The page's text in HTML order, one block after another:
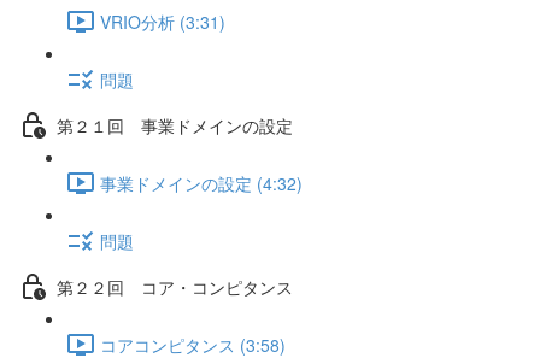
VRIO分析 (3:31)
問題
第２１回 事業ドメインの設定
事業ドメインの設定 (4:32)
問題
第２２回 コア・コンピタンス
コアコンピタンス (3:58)